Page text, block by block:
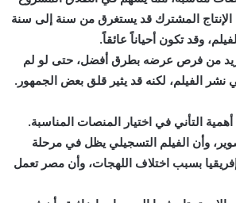
الإنتاج المشترك قد يستغرق من سنة إلى سنة
وقد تكون أحياناً عائقاً.
من فرص عرضه بطرق أفضل، حتى لو لم
الفيلم، لكنه قد يثير قلق بعض الجمهور.
التأني في اختيار المنصات المناسبة.
وأن الفيلم التسجيلي يظل في مرحلة
بسبب اختلاف اللهجات، وأن مصر تعمل